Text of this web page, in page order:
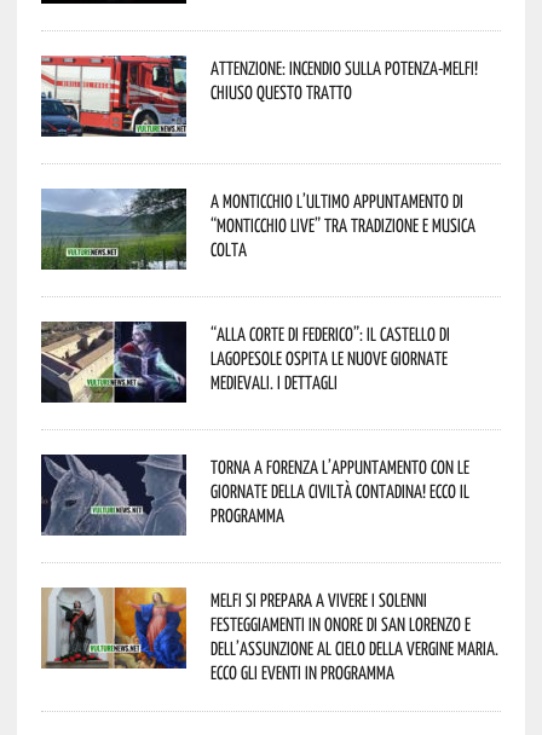
Attenzione: incendio sulla Potenza-Melfi!
Chiuso questo tratto
A Monticchio l’ultimo appuntamento di
“Monticchio Live” tra tradizione e musica
colta
“Alla corte di Federico”: il Castello di
Lagopesole ospita le nuove Giornate
Medievali. I dettagli
Torna a Forenza l’appuntamento con le
Giornate della Civiltà Contadina! Ecco il
programma
Melfi si prepara a vivere i solenni
festeggiamenti in onore di San Lorenzo e
dell’assunzione al cielo della Vergine Maria.
Ecco gli eventi in programma